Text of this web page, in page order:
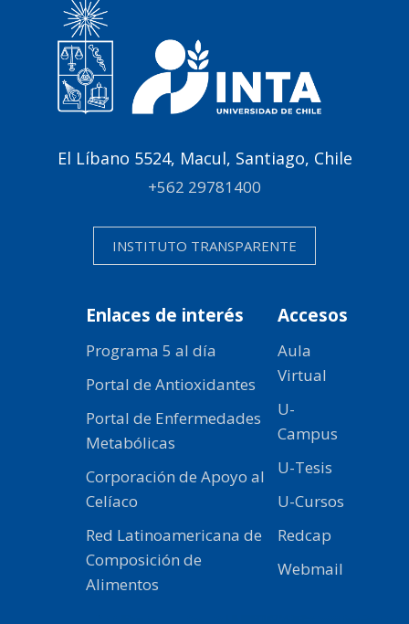
El Líbano 5524, Macul, Santiago, Chile
+562 29781400
INSTITUTO TRANSPARENTE
Enlaces de interés
Programa 5 al día
Portal de Antioxidantes
Portal de Enfermedades
Metabólicas
Corporación de Apoyo al
Celíaco
Red Latinoamericana de
Composición de
Alimentos
Accesos
Aula
Virtual
U-
Campus
U-Tesis
U-Cursos
Redcap
Webmail